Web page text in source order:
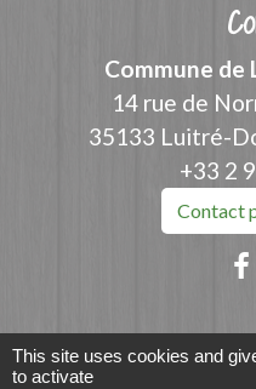
Commune
14 rue de
35133 Luitré-
+33 2
Contact
This site uses cookies and
to activate